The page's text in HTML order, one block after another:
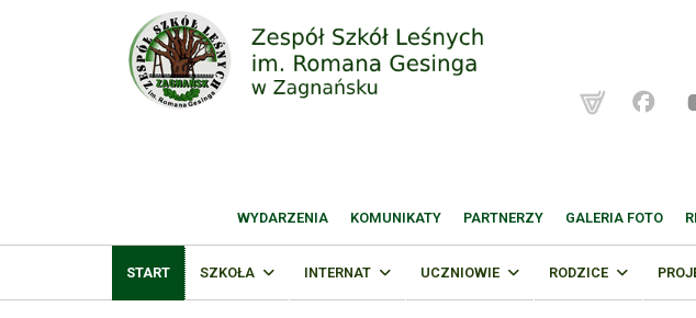
WYDARZENIA KOMUNIKATY PARTNERZY GALERIA FOTO
START SZKOŁA INTERNAT UCZNIOWIE RODZICE